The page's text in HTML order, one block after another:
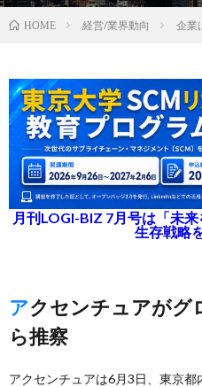
HOME 経営/業界動向 企業
月刊LOGI-BIZ 7月号は「未
生存戦略
アクセンチュアがグローバル調査結果か
ら推察
アクセンチュアは6月3日、東京